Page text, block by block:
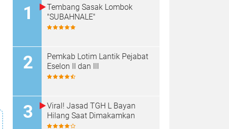
Tembang Sasak Lombok
"SUBAHNALE"
Pemkab Lotim Lantik Pejabat
Eselon II dan III
Viral! Jasad TGH L Bayan
Hilang Saat Dimakamkan